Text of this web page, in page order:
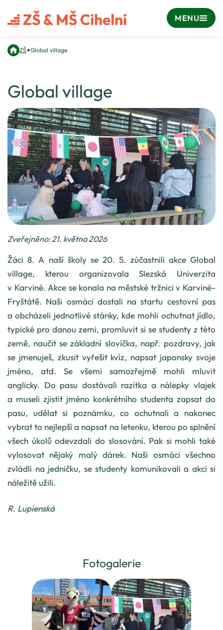
MENU
ZŠ•Global village
Global village
Zveřejněno: 21. května 2026
Žáci 8. A naší školy se 20. 5. zúčastnili akce Global
village, kterou organizovala Slezská Univerzita
v Karviné. Akce se konala na městské tržnici v Karviné-
Fryštátě. Naši osmáci dostali na startu cestovní pas
a obcházeli jednotlivé stánky, kde mohli ochutnat jídlo,
typické pro danou zemi, promluvit si se studenty z této
země, naučit se základní slovíčka, např. pozdravy, jak
se jmenuješ, zkusit vyřešit kvíz, napsat japonsky svoje
jméno, atd. Se všemi samozřejmě mohli mluvit
anglicky. Do pasu dostávali razítka a nálepky vlajek
a museli zjistit jméno konkrétního studenta zapsat do
pasu, udělat si poznámku, co ochutnali a nakonec
vybrat to nejlepší a napsat na letenku, kterou po splnění
všech úkolů odevzdali do slosování. Pak si mohli také
vylosovat nějaký malý dárek. Naši osmáci všechno
zvládli na jedničku, se studenty komunikovali a akci si
náležitě užili.
R. Lupienská
Fotogalerie